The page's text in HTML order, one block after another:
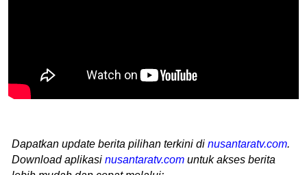
Dapatkan update berita pilihan terkini di nusantaratv.com.
Download aplikasi nusantaratv.com untuk akses berita